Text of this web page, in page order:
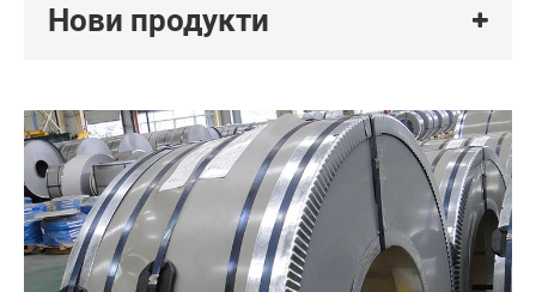
Нови продукти